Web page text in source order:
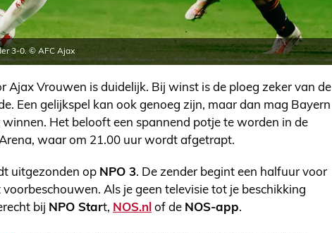
3-0. © AFC Ajax
Ajax Vrouwen is duidelijk. Bij winst is de ploeg zeker van de
Een gelijkspel kan ook genoeg zijn, maar dan mag Bayern
winnen. Het belooft een spannend potje te worden in de
waar om 21.00 uur wordt afgetrapt.
uitgezonden op NPO 3. De zender begint een halfuur voor
Als je geen televisie tot je beschikking
bij NPO Start, NOS.nl of de NOS-app.